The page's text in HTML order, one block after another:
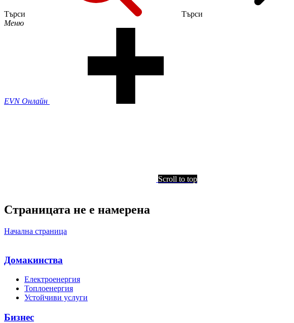
Търси
Търси
Меню
EVN Онлайн
Scroll to top
Страницата не е намерена
Начална страница
Домакинства
Електроенергия
Топлоенергия
Устойчиви услуги
Бизнес